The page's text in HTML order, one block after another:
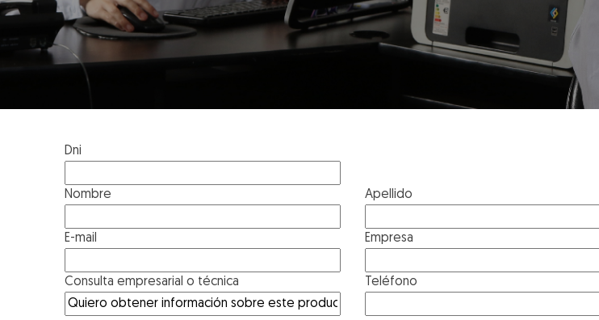
Dni
Nombre Apellido
E-mail Empresa
Consulta empresarial o técnica Teléfono